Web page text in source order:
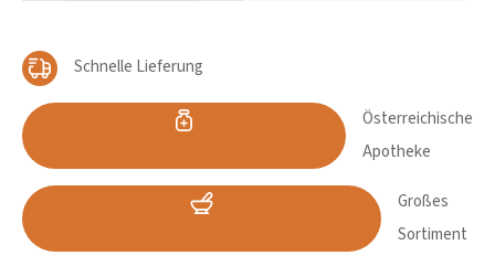
Schnelle Lieferung
Österreichische
Apotheke
Großes
Sortiment